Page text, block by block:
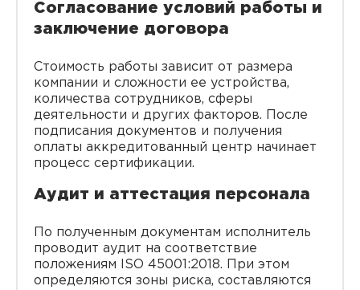
Согласование условий работы и
заключение договора
Стоимость работы зависит от размера
компании и сложности ее устройства,
количества сотрудников, сферы
деятельности и других факторов. После
подписания документов и получения
оплаты аккредитованный центр начинает
процесс сертификации.
Аудит и аттестация персонала
По полученным документам исполнитель
проводит аудит на соответствие
положениям ISO 45001:2018. При этом
определяются зоны риска, составляются